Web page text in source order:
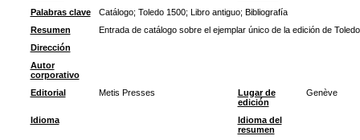
Palabras clave
Catálogo; Toledo 1500; Libro antiguo; Bibliografía
Resumen
Entrada de catálogo sobre el ejemplar único de la edición de
Dirección
Autor
corporativo
Editorial
Metis Presses
Lugar de
edición
Genève
Idioma
Idioma del
resumen